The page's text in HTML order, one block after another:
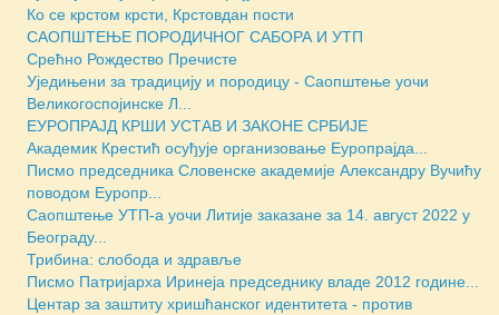
Ко се крстом крсти, Крстовдан пости
САОПШТЕЊЕ ПОРОДИЧНОГ САБОРА И УТП
Срећно Рождество Пречисте
Уједињени за традицију и породицу - Саопштење уочи
Великогоспојинске Л...
ЕУРОПРАЈД КРШИ УСТАВ И ЗАКОНЕ СРБИЈЕ
Академик Крестић осуђује организовање Еуропрајда...
Писмо председника Словенске академије Александру Вучићу
поводом Еуропр...
Саопштење УТП-а уочи Литије заказане за 14. август 2022 у
Београду...
Трибина: слобода и здравље
Писмо Патријарха Иринеја председнику владе 2012 године...
Центар за заштиту хришћанског идентитета - против